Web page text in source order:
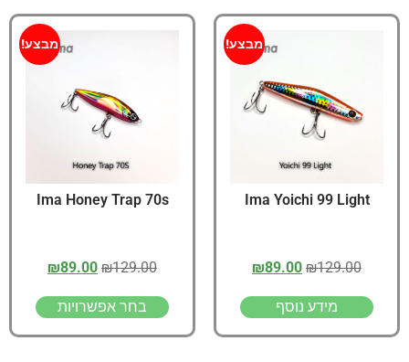
מבצע!
Ima Yoichi 99 Light
₪129.00
₪89.00
מידע נוסף
מבצע!
Ima Honey Trap 70s
₪129.00
₪89.00
בחר אפשרויות